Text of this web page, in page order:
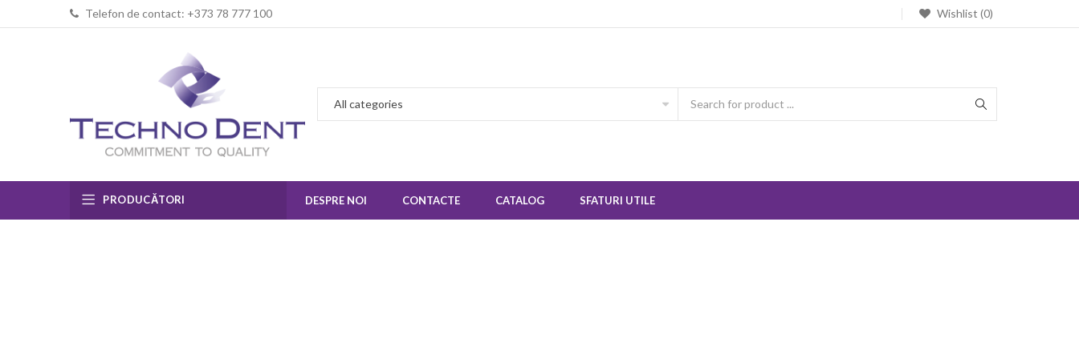
Telefon de contact: +373 78 777 100 Wishlist (0)
PRODUCĂTORI DESPRE NOI CONTACTE CATALOG SFATURI UTILE